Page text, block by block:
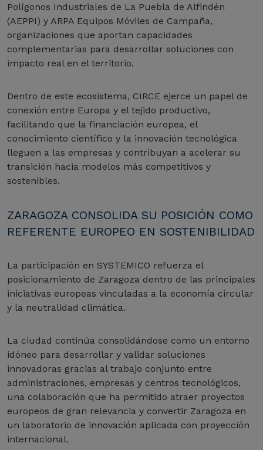
Polígonos Industriales de La Puebla de Alfindén
(AEPPI) y ARPA Equipos Móviles de Campaña,
organizaciones que aportan capacidades
complementarias para desarrollar soluciones con
impacto real en el territorio.
Dentro de este ecosistema, CIRCE ejerce un papel de
conexión entre Europa y el tejido productivo,
facilitando que la financiación europea, el
conocimiento científico y la innovación tecnológica
lleguen a las empresas y contribuyan a acelerar su
transición hacia modelos más competitivos y
sostenibles.
ZARAGOZA CONSOLIDA SU POSICIÓN COMO
REFERENTE EUROPEO EN SOSTENIBILIDAD
La participación en SYSTEMICO refuerza el
posicionamiento de Zaragoza dentro de las principales
iniciativas europeas vinculadas a la economía circular
y la neutralidad climática.
La ciudad continúa consolidándose como un entorno
idóneo para desarrollar y validar soluciones
innovadoras gracias al trabajo conjunto entre
administraciones, empresas y centros tecnológicos,
una colaboración que ha permitido atraer proyectos
europeos de gran relevancia y convertir Zaragoza en
un laboratorio de innovación aplicada con proyección
internacional.